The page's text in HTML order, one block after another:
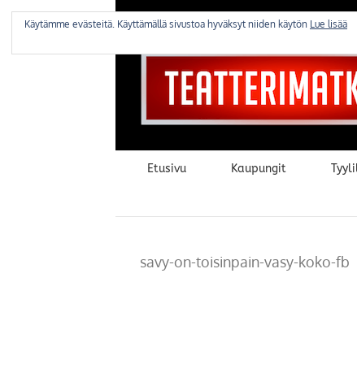
Etusivu Kaupungit
savy-on-toisinpain-vasy-koko-fb
Käytämme evästeitä. Käyttämällä sivustoa hyväksyt niiden käytön Lue lisää